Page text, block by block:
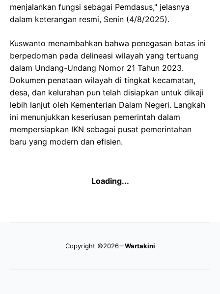
menjalankan fungsi sebagai Pemdasus," jelasnya
dalam keterangan resmi, Senin (4/8/2025).
Kuswanto menambahkan bahwa penegasan batas ini
berpedoman pada delineasi wilayah yang tertuang
dalam Undang-Undang Nomor 21 Tahun 2023.
Dokumen penataan wilayah di tingkat kecamatan,
desa, dan kelurahan pun telah disiapkan untuk dikaji
lebih lanjut oleh Kementerian Dalam Negeri. Langkah
ini menunjukkan keseriusan pemerintah dalam
mempersiapkan IKN sebagai pusat pemerintahan
baru yang modern dan efisien.
Loading...
Copyright ©2026 Wartakini